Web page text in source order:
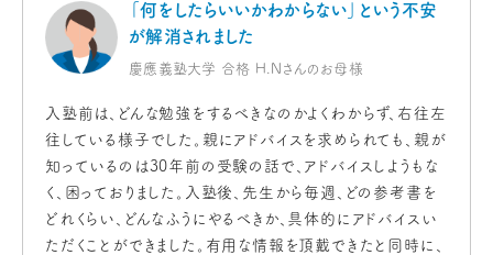
「何をしたらいいかわからない」
という不安
が解消されました
慶應義塾大学 合格 H.Nさんのお母様
入塾前は、どんな勉強をするべきなのかよくわからず、右往左
往している様子でした。親にアドバイスを求められても、親が
知っているのは30年前の受験の話で、アドバイスしようもな
く、困っておりました。入塾後、先生から毎週、どの参考書を
どれくらい、どんなふうにやるべきか、具体的にアドバイスい
ただくことができました。有用な情報を頂戴できたと同時に、